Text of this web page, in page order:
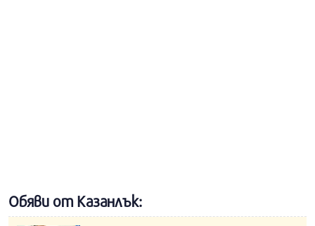
Обяви от Казанлък: